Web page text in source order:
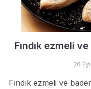
Fındık ezmeli
26
Fındık ezmeli ve